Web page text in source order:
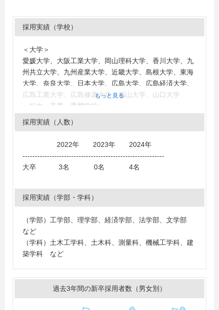
採用実績（学校）
＜大学＞
愛媛大学、大阪工業大学、岡山理科大学、香川大学、九
州共立大学、九州産業大学、近畿大学、島根大学、東海
大学、奈良大学、日本大学、広島大学、広島経済大学、
広島工業大学、広島修道大学、福山大学、山口大学
＜短大・高専・専門学校＞
九州測量専門学校、近畿測量専門学校、呉工業高等専門
学校、広島工業大学専門学校、福岡国土建設専門学校、
もっと見る
採用実績（人数）
2022年 2023年 2024年
----------------------------------------------------------
大卒 3名 0名 4名
採用実績（学部・学科）
（学部）工学部、理学部、経済学部、法学部、文学部
など
（学科）土木工学科、土木科、測量科、機械工学科、建
築学科 など
過去3年間の新卒採用者数（男女別）